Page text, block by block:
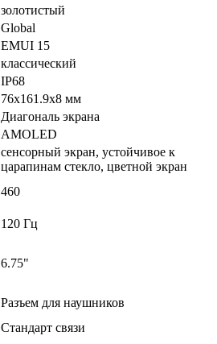
золотистый
Global
EMUI 15
классический
IP68
76x161.9x8 мм
Диагональ экрана
AMOLED
сенсорный экран, устойчивое к
царапинам стекло, цветной экран
460
120 Гц
6.75"
Разъем для наушников
Стандарт связи